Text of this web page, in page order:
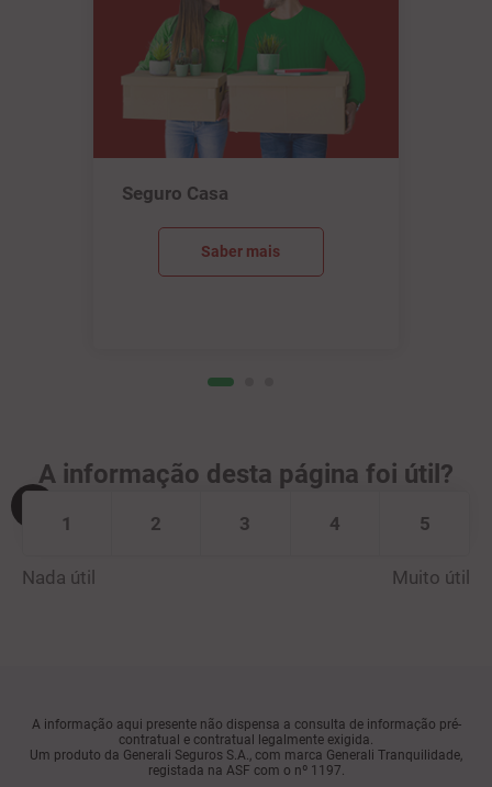
Seguro Casa
Saber mais
A informação desta página foi útil?
Nada útil
1 2 3 4 5
Muito útil
A informação aqui presente não dispensa a consulta de informação pré-
contratual e contratual legalmente exigida.
Um produto da Generali Seguros S.A., com marca Generali Tranquilidade,
registada na ASF com o nº 1197.